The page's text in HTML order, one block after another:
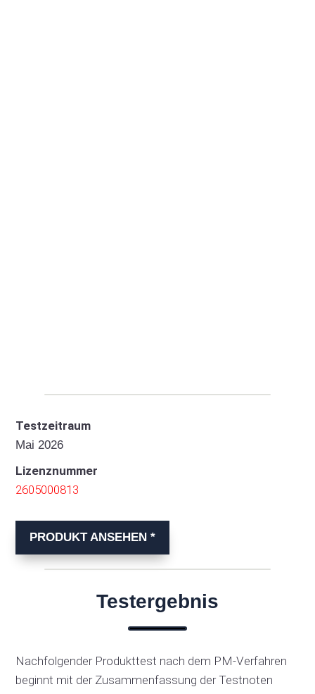
Testzeitraum
Mai 2026
Lizenznummer
2605000813
PRODUKT ANSEHEN *
Testergebnis
Nachfolgender Produkttest nach dem PM-Verfahren
beginnt mit der Zusammenfassung der Testnoten